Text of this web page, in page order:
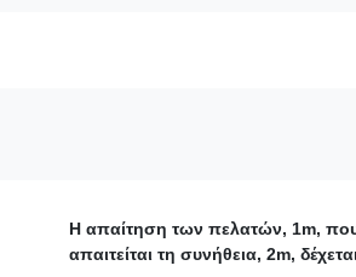
Η απαίτηση των πελατών, 1m,
απαιτείται τη συνήθεια, 2m,